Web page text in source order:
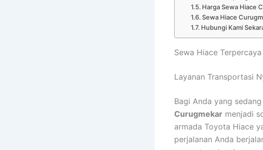
Harga Sewa Hiace
Sewa Hiace
Hubungi Kami
Sewa Hiace
Layanan Transportasi
Bagi Anda yang
Curugmekar menjadi
armada Toyota Hiace
perjalanan Anda